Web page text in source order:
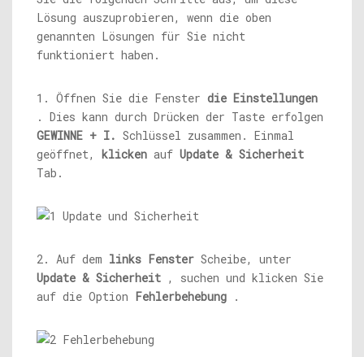
Lösung auszuprobieren, wenn die oben
genannten Lösungen für Sie nicht
funktioniert haben.
1. Öffnen Sie die Fenster die Einstellungen
. Dies kann durch Drücken der Taste erfolgen
GEWINNE + I. Schlüssel zusammen. Einmal
geöffnet, klicken auf Update & Sicherheit
Tab.
2. Auf dem links Fenster Scheibe, unter
Update & Sicherheit , suchen und klicken Sie
auf die Option Fehlerbehebung .